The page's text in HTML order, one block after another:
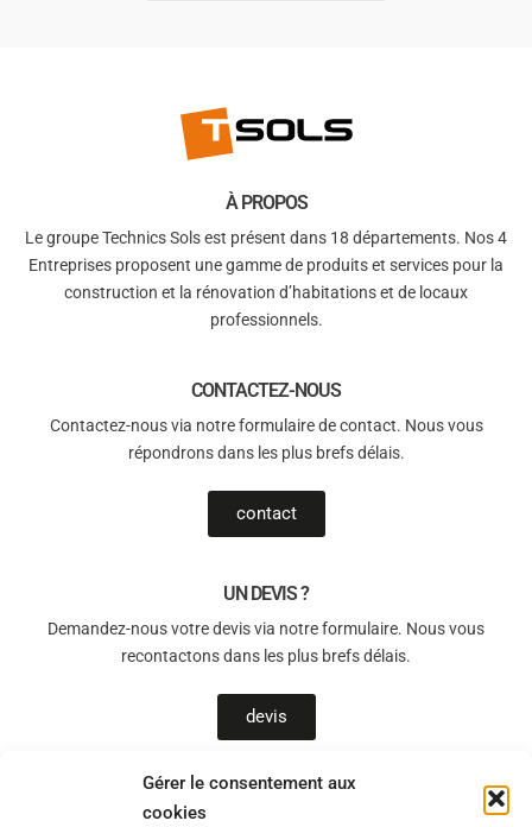
Gérer le consentement aux
cookies
À PROPOS
Le groupe Technics Sols est présent dans 18 départements. Nos 4
Entreprises proposent une gamme de produits et services pour la
construction et la rénovation d’habitations et de locaux
professionnels.
CONTACTEZ-NOUS
Contactez-nous via notre formulaire de contact. Nous vous
répondrons dans les plus brefs délais.
contact
UN DEVIS ?
Demandez-nous votre devis via notre formulaire. Nous vous
recontactons dans les plus brefs délais.
devis
T-Sols, un allié de choix pour le bien-être chez vous !